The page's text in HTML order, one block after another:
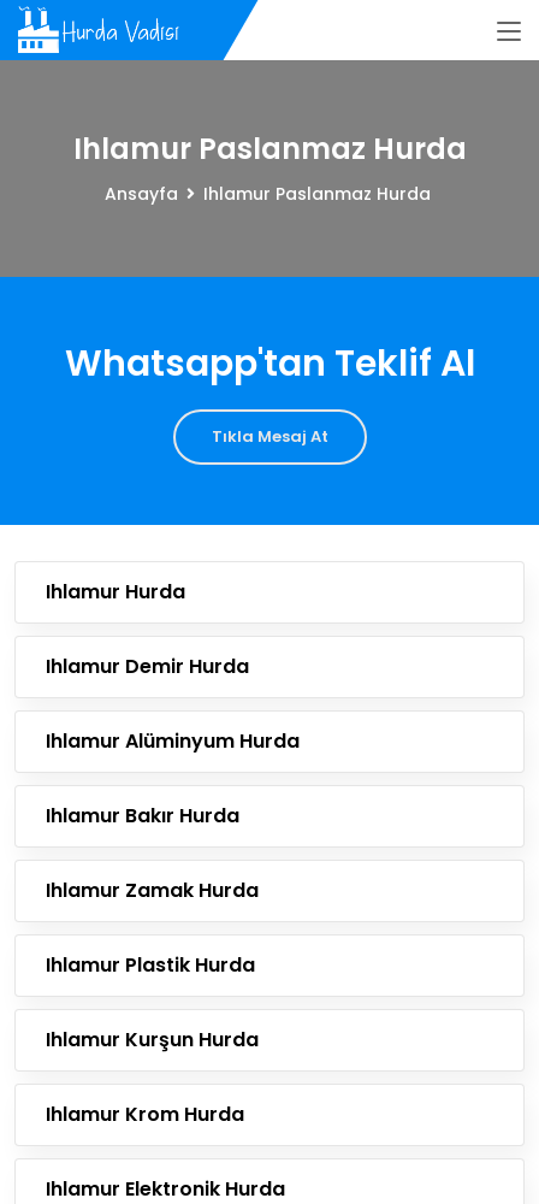
Ihlamur Paslanmaz Hurda
Ansayfa Ihlamur Paslanmaz Hurda
Whatsapp'tan Teklif Al
Tıkla Mesaj At
Ihlamur Hurda
Ihlamur Demir Hurda
Ihlamur Alüminyum Hurda
Ihlamur Bakır Hurda
Ihlamur Zamak Hurda
Ihlamur Plastik Hurda
Ihlamur Kurşun Hurda
Ihlamur Krom Hurda
Ihlamur Elektronik Hurda